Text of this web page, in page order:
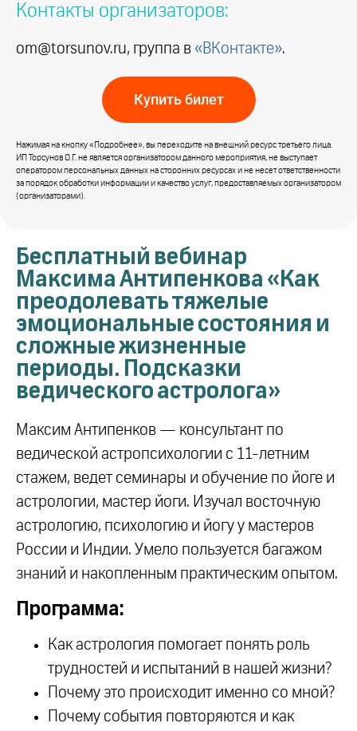
Контакты организаторов:
om@torsunov.ru, группа в «ВКонтакте».
Купить билет
Нажимая на кнопку «Подробнее», вы переходите на внешний ресурс третьего лица.
ИП Торсунов О.Г. не является организатором данного мероприятия, не выступает
оператором персональных данных на сторонних ресурсах и не несет ответственности
за порядок обработки информации и качество услуг, предоставляемых организатором
(организаторами).
Бесплатный вебинар
Максима Антипенкова «Как
преодолевать тяжелые
эмоциональные состояния и
сложные жизненные
периоды. Подсказки
ведического астролога»
Максим Антипенков — консультант по
ведической астропсихологии с 11-летним
стажем, ведет семинары и обучение по йоге и
астрологии, мастер йоги. Изучал восточную
астрологию, психологию и йогу у мастеров
России и Индии. Умело пользуется багажом
знаний и накопленным практическим опытом.
Программа:
Как астрология помогает понять роль
трудностей и испытаний в нашей жизни?
Почему это происходит именно со мной?
Почему события повторяются и как